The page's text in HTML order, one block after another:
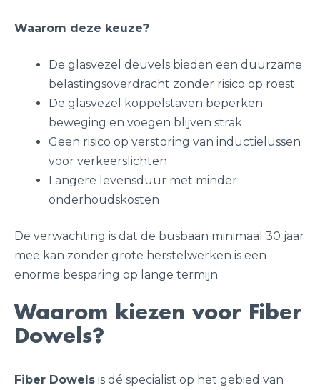
Waarom deze keuze?
De glasvezel deuvels bieden een duurzame
belastingsoverdracht zonder risico op roest
De glasvezel koppelstaven beperken
beweging en voegen blijven strak
Geen risico op verstoring van inductielussen
voor verkeerslichten
Langere levensduur met minder
onderhoudskosten
De verwachting is dat de busbaan minimaal 30 jaar
mee kan zonder grote herstelwerken is een
enorme besparing op lange termijn.
Waarom kiezen voor Fiber
Dowels?
Fiber Dowels is dé specialist op het gebied van